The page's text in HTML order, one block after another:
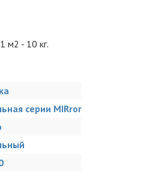
м2 - 10 кг.
серии MIRror